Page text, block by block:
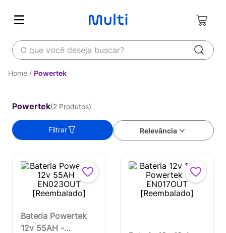
O que você deseja buscar?
Powertek
Powertek 2 Produtos
Relevância
Filtrar
Bateria Powertek
12v 55AH -